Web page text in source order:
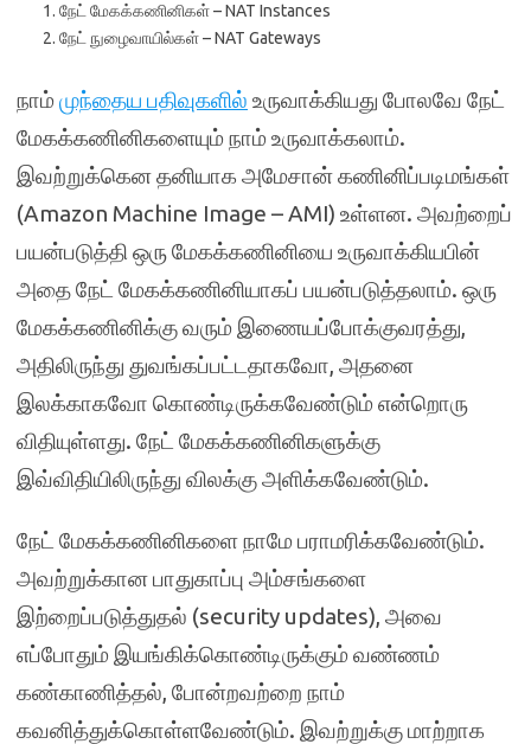
நேட் மேகக்கணினிகள் – NAT Instances
நேட் நுழைவாயில்கள் – NAT Gateways
நாம் முந்தைய பதிவுகளில் உருவாக்கியது போலவே நேட்
மேகக்கணினிகளையும் நாம் உருவாக்கலாம்.
இவற்றுக்கென தனியாக அமேசான் கணினிப்படிமங்கள்
(Amazon Machine Image – AMI) உள்ளன. அவற்றைப்
பயன்படுத்தி ஒரு மேகக்கணினியை உருவாக்கியபின்
அதை நேட் மேகக்கணினியாகப் பயன்படுத்தலாம். ஒரு
மேகக்கணினிக்கு வரும் இணையப்போக்குவரத்து,
அதிலிருந்து துவங்கப்பட்டதாகவோ, அதனை
இலக்காகவோ கொண்டிருக்கவேண்டும் என்றொரு
விதியுள்ளது. நேட் மேகக்கணினிகளுக்கு
இவ்விதியிலிருந்து விலக்கு அளிக்கவேண்டும்.
நேட் மேகக்கணினிகளை நாமே பராமரிக்கவேண்டும்.
அவற்றுக்கான பாதுகாப்பு அம்சங்களை
இற்றைப்படுத்துதல் (security updates), அவை
எப்போதும் இயங்கிக்கொண்டிருக்கும் வண்ணம்
கண்காணித்தல், போன்றவற்றை நாம்
கவனித்துக்கொள்ளவேண்டும். இவற்றுக்கு மாற்றாக